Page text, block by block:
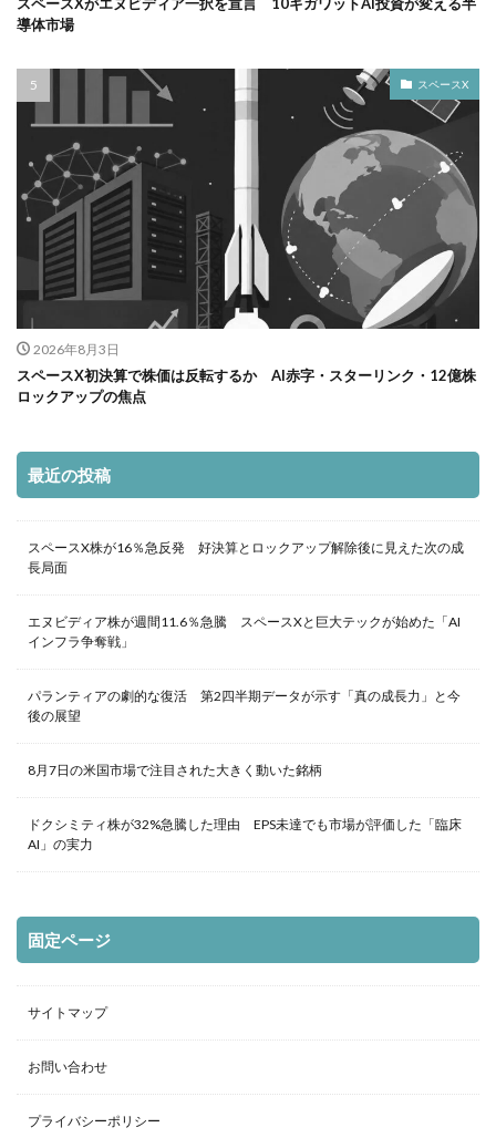
スペースXがエヌビディア一択を宣言 10ギガワットAI投資が変える半
導体市場
スペースX
2026年8月3日
スペースX初決算で株価は反転するか AI赤字・スターリンク・12億株
ロックアップの焦点
最近の投稿
スペースX株が16％急反発 好決算とロックアップ解除後に見えた次の成
長局面
エヌビディア株が週間11.6％急騰 スペースXと巨大テックが始めた「AI
インフラ争奪戦」
パランティアの劇的な復活 第2四半期データが示す「真の成長力」と今
後の展望
8月7日の米国市場で注目された大きく動いた銘柄
ドクシミティ株が32%急騰した理由 EPS未達でも市場が評価した「臨床
AI」の実力
固定ページ
サイトマップ
お問い合わせ
プライバシーポリシー